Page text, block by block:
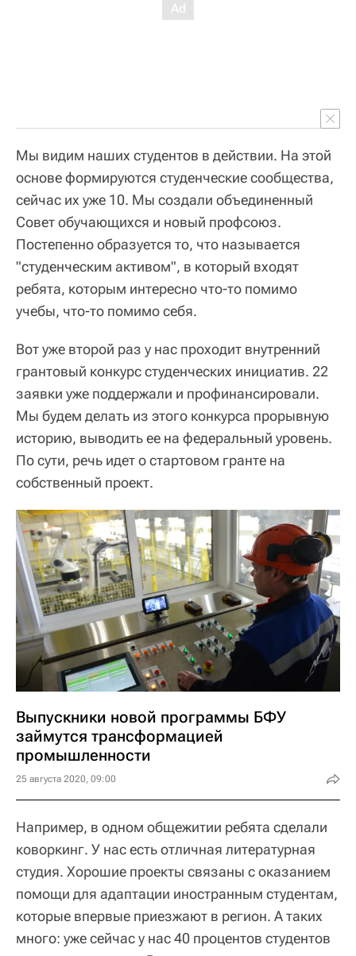
Мы видим наших студентов в действии. На этой
основе формируются студенческие сообщества,
сейчас их уже 10. Мы создали объединенный
Совет обучающихся и новый профсоюз.
Постепенно образуется то, что называется
"студенческим активом", в который входят
ребята, которым интересно что-то помимо
учебы, что-то помимо себя.
Вот уже второй раз у нас проходит внутренний
грантовый конкурс студенческих инициатив. 22
заявки уже поддержали и профинансировали.
Мы будем делать из этого конкурса прорывную
историю, выводить ее на федеральный уровень.
По сути, речь идет о стартовом гранте на
собственный проект.
Выпускники новой программы БФУ
займутся трансформацией
промышленности
25 августа 2020, 09:00
Например, в одном общежитии ребята сделали
коворкинг. У нас есть отличная литературная
студия. Хорошие проекты связаны с оказанием
помощи для адаптации иностранным студентам,
которые впервые приезжают в регион. А таких
много: уже сейчас у нас 40 процентов студентов